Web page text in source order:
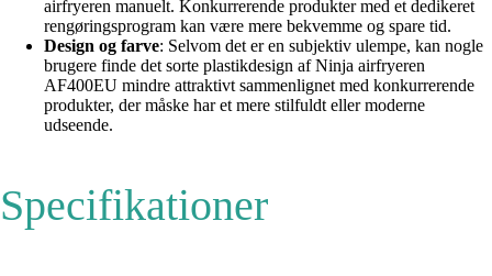
airfryeren manuelt. Konkurrerende produkter med et dedikeret
rengøringsprogram kan være mere bekvemme og spare tid.
Design og farve: Selvom det er en subjektiv ulempe, kan nogle
brugere finde det sorte plastikdesign af Ninja airfryeren
AF400EU mindre attraktivt sammenlignet med konkurrerende
produkter, der måske har et mere stilfuldt eller moderne
udseende.
Specifikationer